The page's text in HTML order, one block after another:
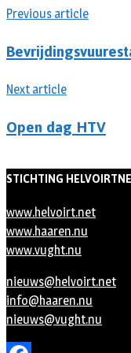
Previous article
Next article
Open dag HTV
STICHTING
www.helvoirt.net
www.haaren.nu
www.vught.nu
nieuws@helvoirt.net
info@haaren.nu
nieuws@vught.nu